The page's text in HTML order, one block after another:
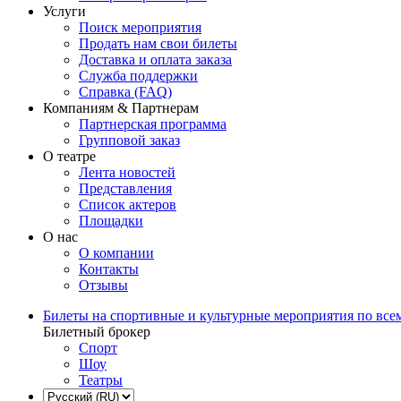
Услуги
Поиск мероприятия
Продать нам свои билеты
Доставка и оплата заказа
Служба поддержки
Справка (FAQ)
Компаниям & Партнерам
Партнерская программа
Групповой заказ
О театре
Лента новостей
Представления
Список актеров
Площадки
О нас
О компании
Контакты
Отзывы
Билеты на спортивные и культурные мероприятия по
Билетный брокер
Спорт
Шоу
Театры